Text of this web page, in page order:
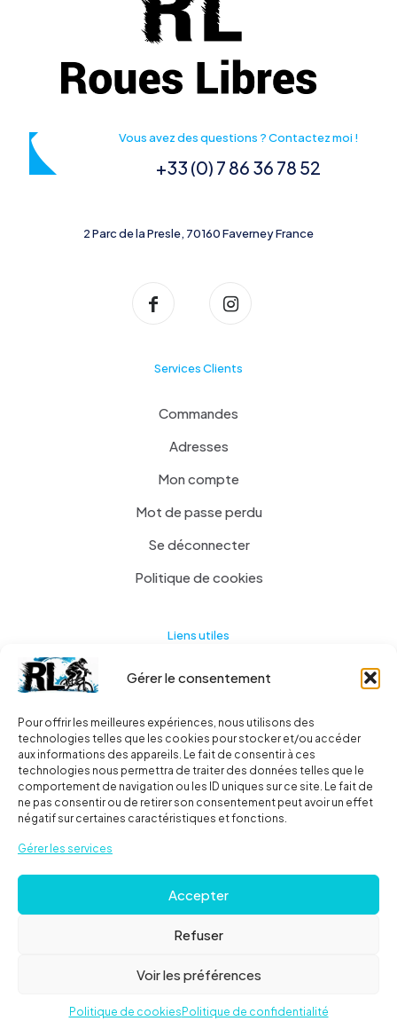
Gérer le consentement
Pour offrir les meilleures expériences, nous utilisons des
technologies telles que les cookies pour stocker et/ou accéder
aux informations des appareils. Le fait de consentir à ces
technologies nous permettra de traiter des données telles que le
comportement de navigation ou les ID uniques sur ce site. Le fait de
ne pas consentir ou de retirer son consentement peut avoir un effet
négatif sur certaines caractéristiques et fonctions.
Gérer les services
Accepter
Refuser
Voir les préférences
Politique de cookies Politique de confidentialité
Vous avez des questions ? Contactez moi !
+33 (0) 7 86 36 78 52
2 Parc de la Presle, 70160 Faverney France
Services Clients
Commandes
Adresses
Mon compte
Mot de passe perdu
Se déconnecter
Politique de cookies
Liens utiles
Actualités
A propos
Contact
Ma liste
FAQ
Roues libres| Tous droits réservés |